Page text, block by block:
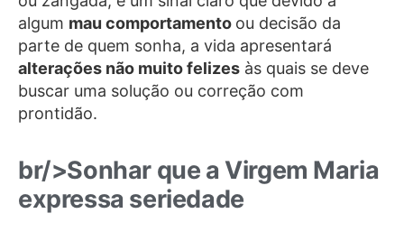
algum mau comportamento ou decisão da
parte de quem sonha, a vida apresentará
alterações não muito felizes às quais se deve
buscar uma solução ou correção com
prontidão.
br/>Sonhar que a Virgem Maria
expressa seriedade